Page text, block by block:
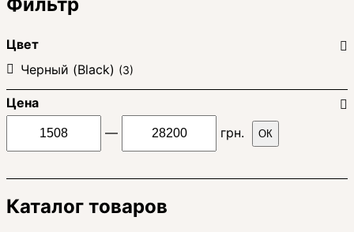
Цвет
Черный (Black) (3)
Цена
—
грн. ОК
Каталог товаров